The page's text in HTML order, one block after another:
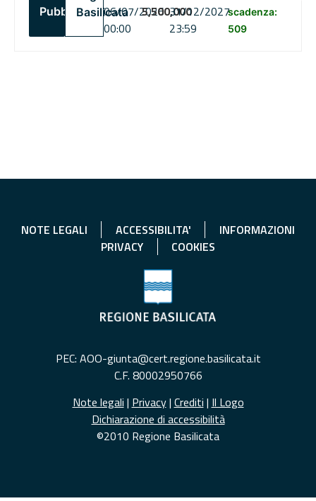
PubblicoBasilicata06/07/2026
00:00
5,500,00031/12/2027
23:59
scadenza:
509
NOTE LEGALI ACCESSIBILITA'
INFORMAZIONI
PRIVACY
COOKIES
PEC: AOO-giunta@cert.regione.basilicata.it
C.F. 80002950766
Note legali | Privacy| Crediti | Il Logo
Dichiarazione di accessibilità
©2010 Regione Basilicata